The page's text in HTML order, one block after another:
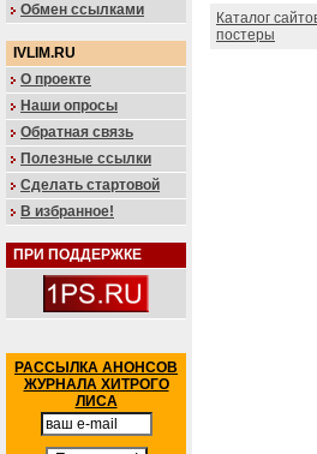
Обмен ссылками
IVLIM.RU
О проекте
Наши опросы
Обратная связь
Полезные ссылки
Сделать стартовой
В избранное!
ПРИ ПОДДЕРЖКЕ
РАССЫЛКА АНОНСОВ
ЖУРНАЛА ХИТРОГО
ЛИСА
Каталог
постеры